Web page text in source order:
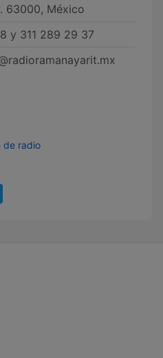
63000, México
y 311 289 29 37
de radio